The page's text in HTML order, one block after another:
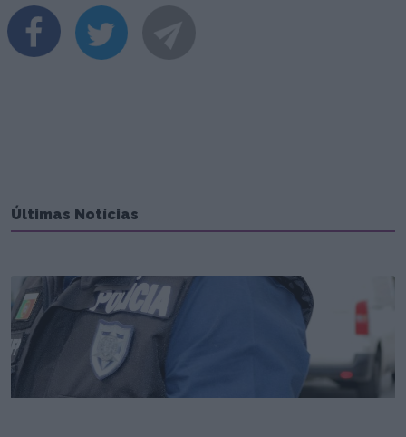
Últimas Notícias